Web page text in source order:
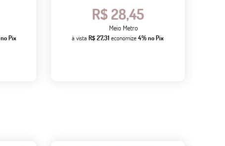
no Pix
R$ 28,45
Meio Metro
à vistaR$ 27,31 economize4% no Pix